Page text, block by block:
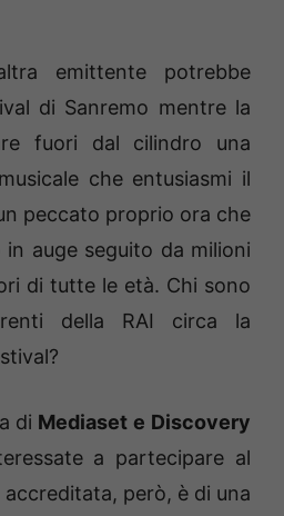
emittente potrebbe
di Sanremo mentre la
fuori dal cilindro una
che entusiasmi il
peccato proprio ora che
in auge seguito da milioni
di tutte le età. Chi sono
della RAI circa la
di Mediaset e Discovery
a partecipare al
accreditata, però, è di una